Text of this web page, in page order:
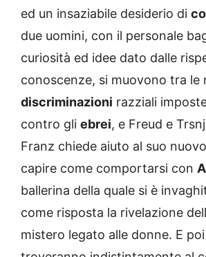
ed un insaziabile desiderio di
due uomini, con il personale
curiosità ed idee dato dalle
conoscenze, si muovono tra le
discriminazioni razziali
contro gli ebrei, e Freud e
Franz chiede aiuto al suo
capire come comportarsi con
ballerina della quale si è
come risposta la rivelazione
mistero legato alle donne. E